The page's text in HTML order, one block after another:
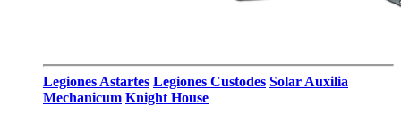
Legiones Astartes Legiones Custodes Solar Auxilia
Mechanicum Knight House